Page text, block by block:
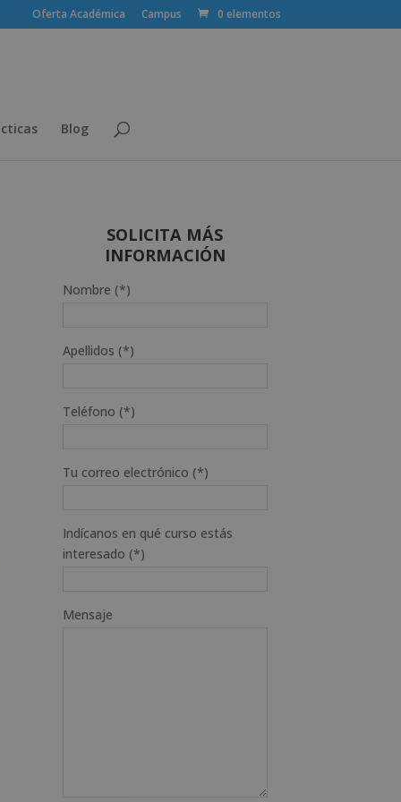
Oferta Académica Campus 0 elementos
Blog
SOLICITA MÁS
INFORMACIÓN
Nombre (*)
Apellidos (*)
Teléfono (*)
Tu correo electrónico (*)
Indícanos en qué curso estás
interesado (*)
Mensaje